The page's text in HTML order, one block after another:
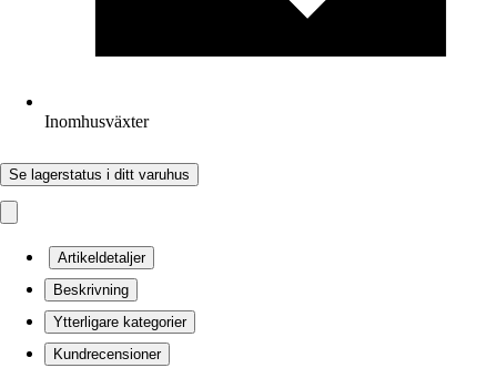
Inomhusväxter
Se lagerstatus i ditt varuhus
Artikeldetaljer
Beskrivning
Ytterligare kategorier
Kundrecensioner